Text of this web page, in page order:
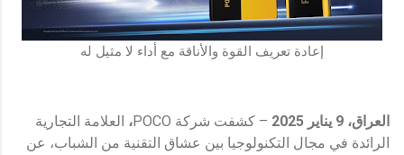
إعادة تعريف القوة والأناقة مع أداء لا مثيل له
العراق، 9 يناير 2025 – كشفت شركة POCO ، العلامة التجارية
الرائدة في مجال التكنولوجيا بين عشاق التقنية من الشباب، عن